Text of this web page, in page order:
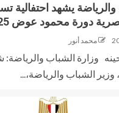
يشهد احتفالية
دورة محمود عوض 2025
محمد أنور
وزارة الشباب والرياضة:
الشباب والرياضة،...